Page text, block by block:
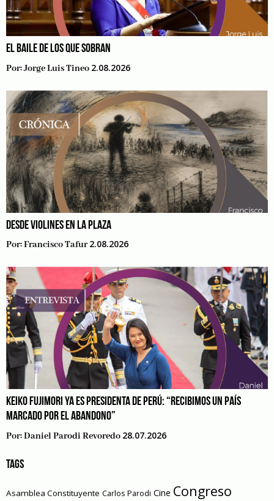
EL BAILE DE LOS QUE SOBRAN
Por:Jorge Luis Tineo 2.08.2026
DESDE VIOLINES EN LA PLAZA
Por:Francisco Tafur 2.08.2026
KEIKO FUJIMORI YA ES PRESIDENTA DE PERÚ: “RECIBIMOS UN PAÍS
MARCADO POR EL ABANDONO”
Por:Daniel Parodi Revoredo 28.07.2026
TAGS
Asamblea Constituyente Carlos Parodi Cine Congreso